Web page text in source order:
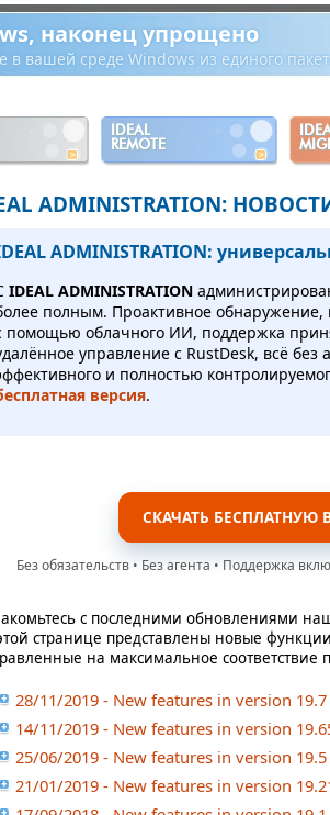
наконец упрощено
вашей среде Windows из единого
IDEAL
REMOTE
ADMINISTRATION:
ADMINISTRATION:
IDEAL ADMINISTRATION
полным. Проактивное
помощью облачного ИИ, поддержка
управление с RustDesk, всё без
и полностью
версия.
СКАЧАТЬ БЕСПЛАТНУЮ
Без обязательств • Без агента • Поддержка
с последними обновлениями
странице представлены новые
на максимальное соответствие
28/11/2019 - New features in version 19.7
14/11/2019 - New features in version
25/06/2019 - New features in version 19.5
21/01/2019 - New features in version